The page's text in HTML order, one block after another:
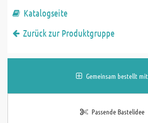
Katalogseite
Zurück zur Produktgruppe
Gemeinsam bestellt mit
Passende Bastelidee